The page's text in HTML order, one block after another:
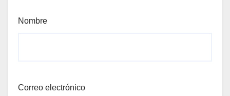
Nombre
Correo electrónico